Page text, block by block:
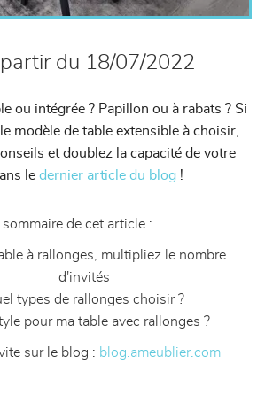
du 18/07/2022
ou intégrée ? Papillon ou à rabats ? Si
modèle de table extensible à choisir,
et doublez la capacité de votre
le dernier article du blog!
de cet article :
à rallonges, multipliez le nombre
d'invités
types de rallonges choisir ?
pour ma table avec rallonges ?
sur le blog : blog.ameublier.com